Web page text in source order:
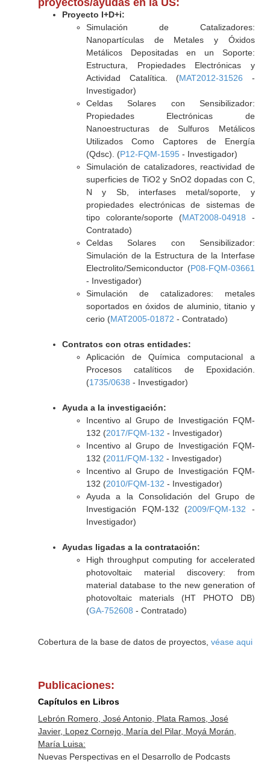
proyectos/ayudas en la US:
Proyecto I+D+i:
Simulación de Catalizadores:
Nanopartículas de Metales y Óxidos
Metálicos Depositadas en un Soporte:
Estructura, Propiedades Electrónicas y
Actividad Catalítica. (MAT2012-31526 -
Investigador)
Celdas Solares con Sensibilizador:
Propiedades Electrónicas de
Nanoestructuras de Sulfuros Metálicos
Utilizados Como Captores de Energía
(Qdsc). (P12-FQM-1595- Investigador)
Simulación de catalizadores, reactividad de
superficies de TiO2 y SnO2 dopadas con C,
N y Sb, interfases metal/soporte, y
propiedades electrónicas de sistemas de
tipo colorante/soporte (MAT2008-04918 -
Contratado)
Celdas Solares con Sensibilizador:
Simulación de la Estructura de la Interfase
Electrolito/Semiconductor (P08-FQM-03661
- Investigador)
Simulación de catalizadores: metales
soportados en óxidos de aluminio, titanio y
cerio (MAT2005-01872 - Contratado)
Contratos con otras entidades:
Aplicación de Química computacional a
Procesos catalíticos de Epoxidación.
(1735/0638 - Investigador)
Ayuda a la investigación:
Incentivo al Grupo de Investigación FQM-
132 (2017/FQM-132 - Investigador)
Incentivo al Grupo de Investigación FQM-
132 (2011/FQM-132 - Investigador)
Incentivo al Grupo de Investigación FQM-
132 (2010/FQM-132 - Investigador)
Ayuda a la Consolidación del Grupo de
Investigación FQM-132 (2009/FQM-132 -
Investigador)
Ayudas ligadas a la contratación:
High throughput computing for accelerated
photovoltaic material discovery: from
material database to the new generation of
photovoltaic materials (HT PHOTO DB)
(GA-752608 - Contratado)
Cobertura de la base de datos de proyectos, véase aqui
Publicaciones:
Capítulos en Libros
Lebrón Romero, José Antonio, Plata Ramos, José
Javier, Lopez Cornejo, María del Pilar, Moyá Morán,
María Luisa:
Nuevas Perspectivas en el Desarrollo de Podcasts